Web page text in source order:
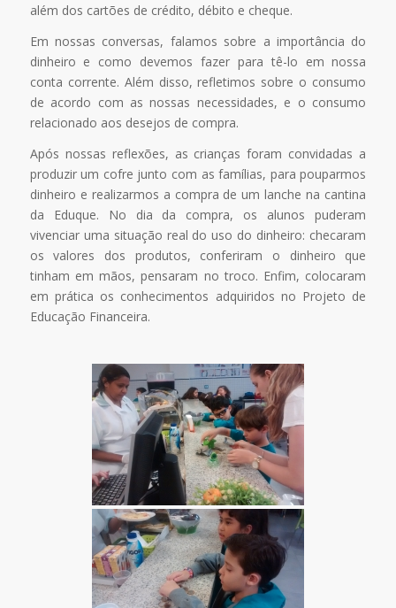
além dos cartões de crédito, débito e cheque.
Em nossas conversas, falamos sobre a importância do
dinheiro e como devemos fazer para tê-lo em nossa
conta corrente. Além disso, refletimos sobre o consumo
de acordo com as nossas necessidades, e o consumo
relacionado aos desejos de compra.
Após nossas reflexões, as crianças foram convidadas a
produzir um cofre junto com as famílias, para pouparmos
dinheiro e realizarmos a compra de um lanche na cantina
da Eduque. No dia da compra, os alunos puderam
vivenciar uma situação real do uso do dinheiro: checaram
os valores dos produtos, conferiram o dinheiro que
tinham em mãos, pensaram no troco. Enfim, colocaram
em prática os conhecimentos adquiridos no Projeto de
Educação Financeira.